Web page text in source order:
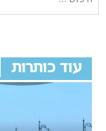
עוד כותרות